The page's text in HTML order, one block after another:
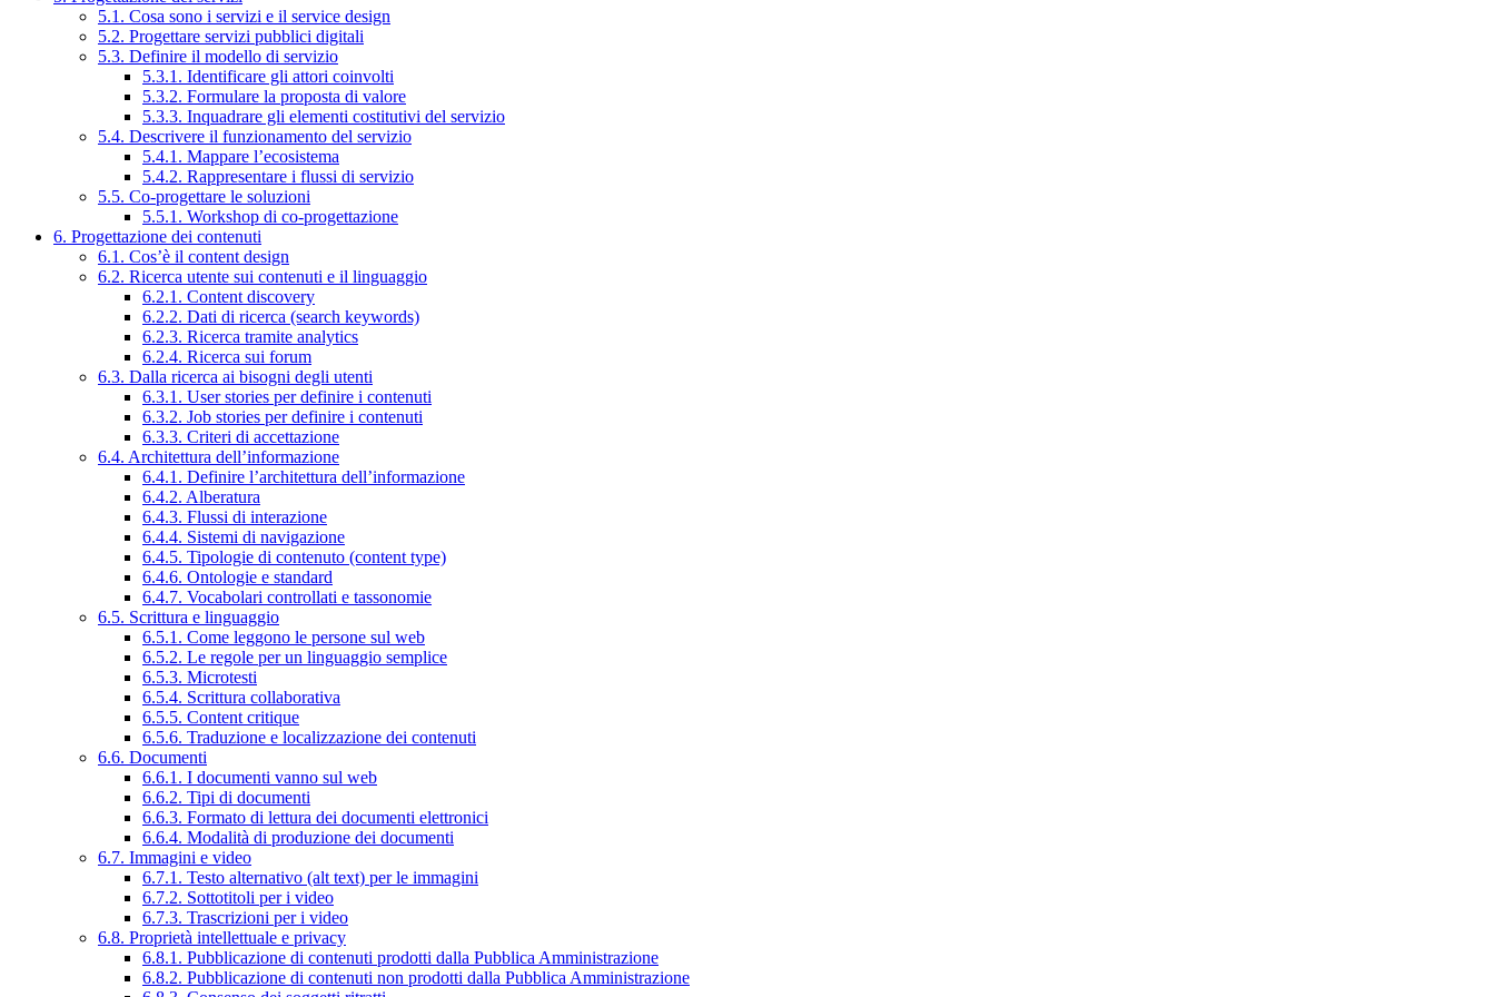
5.1. Cosa sono i servizi e il service design
5.2. Progettare servizi pubblici digitali
5.3. Definire il modello di servizio
5.3.1. Identificare gli attori coinvolti
5.3.2. Formulare la proposta di valore
5.3.3. Inquadrare gli elementi costitutivi del servizio
5.4. Descrivere il funzionamento del servizio
5.4.1. Mappare l’ecosistema
5.4.2. Rappresentare i flussi di servizio
5.5. Co-progettare le soluzioni
5.5.1. Workshop di co-progettazione
6. Progettazione dei contenuti
6.1. Cos’è il content design
6.2. Ricerca utente sui contenuti e il linguaggio
6.2.1. Content discovery
6.2.2. Dati di ricerca (search keywords)
6.2.3. Ricerca tramite analytics
6.2.4. Ricerca sui forum
6.3. Dalla ricerca ai bisogni degli utenti
6.3.1. User stories per definire i contenuti
6.3.2. Job stories per definire i contenuti
6.3.3. Criteri di accettazione
6.4. Architettura dell’informazione
6.4.1. Definire l’architettura dell’informazione
6.4.2. Alberatura
6.4.3. Flussi di interazione
6.4.4. Sistemi di navigazione
6.4.5. Tipologie di contenuto (content type)
6.4.6. Ontologie e standard
6.4.7. Vocabolari controllati e tassonomie
6.5. Scrittura e linguaggio
6.5.1. Come leggono le persone sul web
6.5.2. Le regole per un linguaggio semplice
6.5.3. Microtesti
6.5.4. Scrittura collaborativa
6.5.5. Content critique
6.5.6. Traduzione e localizzazione dei contenuti
6.6. Documenti
6.6.1. I documenti vanno sul web
6.6.2. Tipi di documenti
6.6.3. Formato di lettura dei documenti elettronici
6.6.4. Modalità di produzione dei documenti
6.7. Immagini e video
6.7.1. Testo alternativo (alt text) per le immagini
6.7.2. Sottotitoli per i video
6.7.3. Trascrizioni per i video
6.8. Proprietà intellettuale e privacy
6.8.1. Pubblicazione di contenuti prodotti dalla Pubblica Amministrazione
6.8.2. Pubblicazione di contenuti non prodotti dalla Pubblica Amministrazione